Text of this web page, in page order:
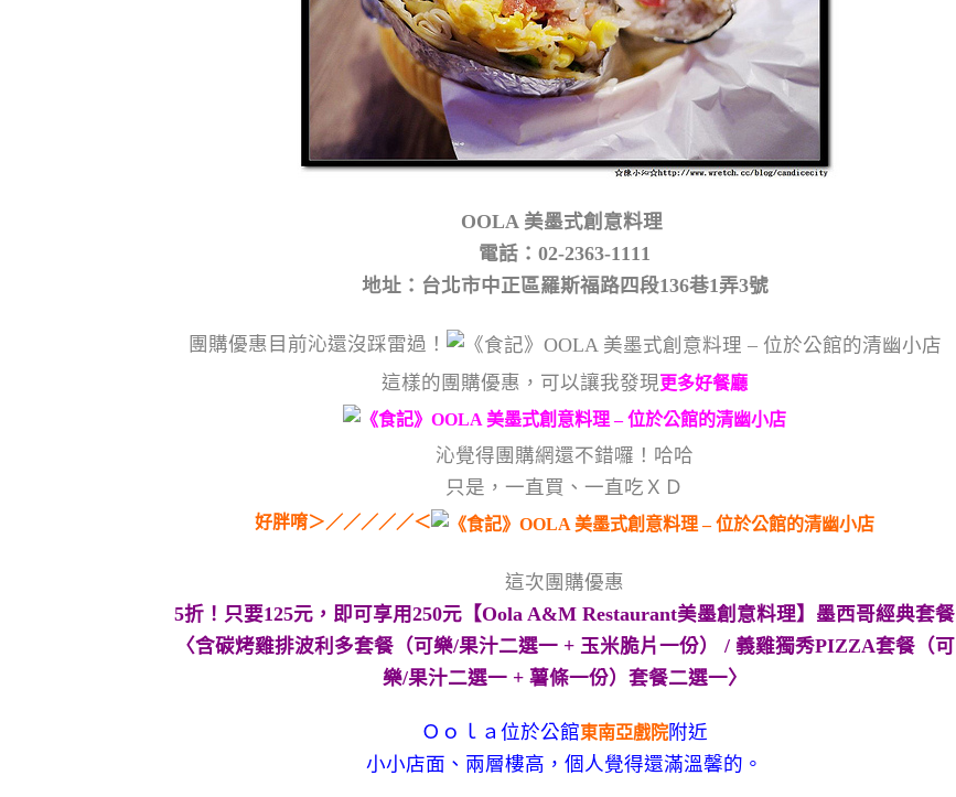
OOLA 美墨式創意料理
電話：02-2363-1111
地址：台北市中正區羅斯福路四段136巷1弄3號
團購優惠目前沁還沒踩雷過！
這樣的團購優惠，可以讓我發現更多好餐廳
沁覺得團購網還不錯囉！哈哈
只是，一直買、一直吃ＸＤ
好胖唷＞／／／／／＜
這次團購優惠
5折！只要125元，即可享用250元【Oola A&M Restaurant美墨創意料理】墨西哥經典套餐
〈含碳烤雞排波利多套餐（可樂/果汁二選一 + 玉米脆片一份） / 義雞獨秀PIZZA套餐（可
樂/果汁二選一 + 薯條一份）套餐二選一〉
Ｏｏｌａ位於公館東南亞戲院附近
小小店面、兩層樓高，個人覺得還滿溫馨的。